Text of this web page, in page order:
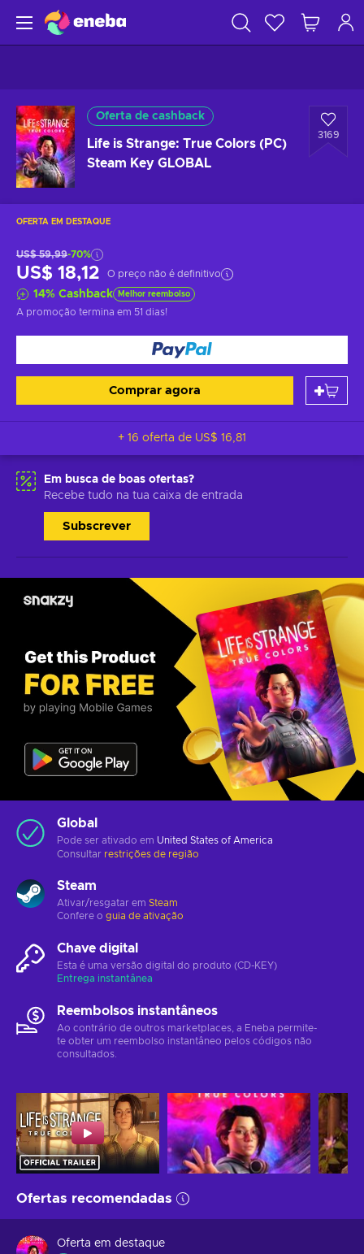
Oferta de cashback
Life is Strange: True Colors (PC)
Steam Key GLOBAL
3169
OFERTA EM DESTAQUE
US$ 59,99-70%
US$ 18,12 O preço não é definitivo
14% Cashback Melhor reembolso
A promoção termina em 51 dias!
Comprar agora
+ 16 oferta de US$ 16,81
Em busca de boas ofertas?
Recebe tudo na tua caixa de entrada
Subscrever
Global
Pode ser ativado em United States of America
Consultar restrições de região
Steam
Ativar/resgatar em Steam
Confere o guia de ativação
Chave digital
Esta é uma versão digital do produto (CD-KEY)
Entrega instantânea
Reembolsos instantâneos
Ao contrário de outros marketplaces, a Eneba permite-
te obter um reembolso instantâneo pelos códigos não
consultados.
Ofertas recomendadas
Oferta em destaque